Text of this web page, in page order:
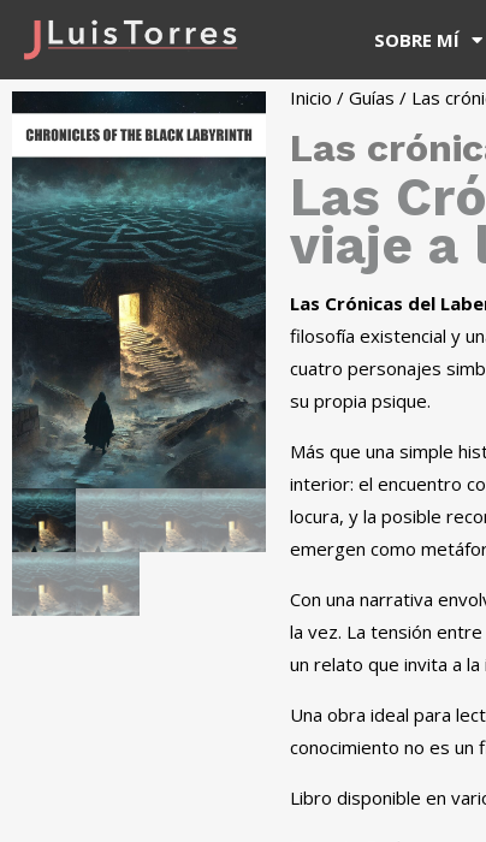
SOBRE MÍ
Inicio /Guías / Las
Las
Las
viaje a
Las Crónicas del
filosofía existencial y
cuatro personajes
su propia psique.
Más que una simple
interior: el encuentro
locura, y la posible
emergen como
Con una narrativa
la vez. La tensión
un relato que invita a
Una obra ideal para
conocimiento no es un
Libro disponible en